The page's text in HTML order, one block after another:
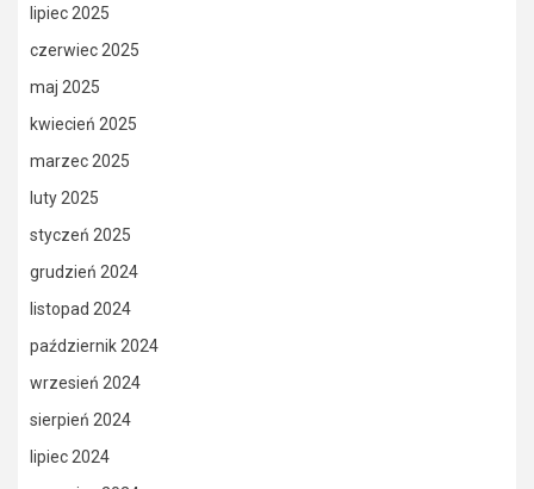
lipiec 2025
czerwiec 2025
maj 2025
kwiecień 2025
marzec 2025
luty 2025
styczeń 2025
grudzień 2024
listopad 2024
październik 2024
wrzesień 2024
sierpień 2024
lipiec 2024